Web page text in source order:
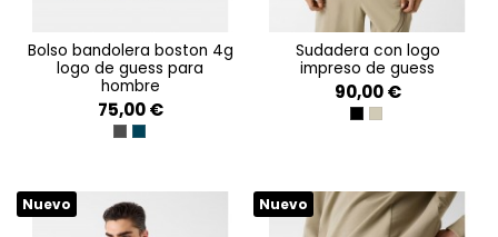
bolso bandolera boston 4g
logo de guess para
hombre
75,00 €
DARK BLACK
SAND BLUE
sudadera con logo
impreso de guess
90,00 €
JET BLACK A996
IMPACT GREY
Nuevo Nuevo